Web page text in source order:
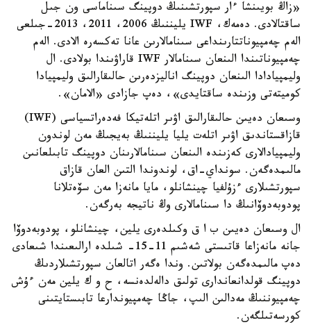
«زاڭ بويىنشا ءار سپورتشىنىڭ دوپينگ سىناماسى ون جىل
ساقتالادى. دەمەك، IWF يليننىڭ 2006، 2011، 2013-جىلعى
الەم چەمپيوناتتارىنداعى سىنامالارىن عانا تەكسەرە الادى. الەم
چەمپيوناتىندا الىنعان سىنامالار IWF قاراۋىندا بولادى. ال
وليمپيادادا الىنعان دوپينگ اناليزدەرىن حالىقارالىق وليمپيادا
كوميتەتى وزىندە ساقتايدى»، دەپ جازادى «الامان».
وسىعان دەيىن حالىقارالىق اۋىر اتلەتيكا فەدەراتسياسى (IWF)
قازاقستاندىق اۋىر اتلەت يليا يليننىڭ بەيجىڭ مەن لوندون
وليمپيادالارى كەزىندە الىنعان سىنامالارىنان دوپينگ تابىلعانىن
مالىمدەگەن. سونداي-اق، لوندوندا التىن العان قازاق
سپورتشىلارى ءزۇلفيا چينشانلو، مايا مانەزا مەن سۆەتلانا
پودوبەدوۆانىڭ دا سىنامالارى وڭ ناتيجە بەرگەن.
ال وسىعان دەيىن ب ا ق وكىلدەرى يلين، چينشانلو، پودوبەدوۆا
جانە مانەزاعا قاتىستى شەشىم 11-15- شىلدە ارالىعىندا شىعادى
دەپ مالىمدەگەن بولاتىن. وندا ەگەر اتالعان سپورتشىلاردىڭ
دوپينگ قولدانعاندارى تولىق دالەلدەنسە، ح و ك يلين مەن ءۇش
چەمپيوننىڭ مەدالىن الىپ، جاڭا چەمپيوندارعا تابىستايتىنى
كورسەتىلگەن.